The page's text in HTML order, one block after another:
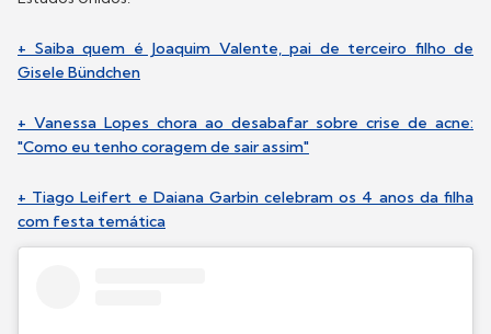
+ Saiba quem é Joaquim Valente, pai de terceiro filho de
Gisele Bündchen
+ Vanessa Lopes chora ao desabafar sobre crise de acne:
"Como eu tenho coragem de sair assim"
+ Tiago Leifert e Daiana Garbin celebram os 4 anos da filha
com festa temática